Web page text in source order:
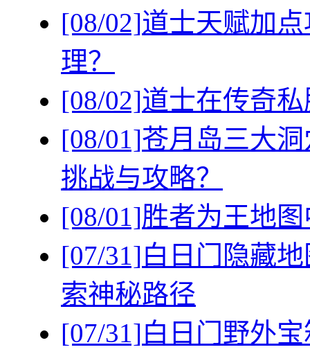
[08/02]道士天赋加
理？
[08/02]道士在传奇
[08/01]苍月岛三大
挑战与攻略？
[08/01]胜者为王地
[07/31]白日门隐藏
索神秘路径
[07/31]白日门野外